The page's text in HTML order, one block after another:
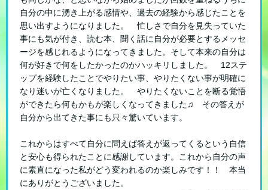
自分の中に湧き上がる感情や、過去の経験から感じたことを
思い出すようになりました。 忙しさで自分を見失っていた
事にも気が付き、読む本、聞く話に自分が必要とするメッセ
ージを感じれるようになってきました。そして本来の自分は
何が好きで何をしたかったのかハッキリしました。 12ステ
ップを経験したことでやりたい事、やりたくない事が明確に
なり迷いが亡くなりました。 やりたくないことを断る覚悟
ができたら何もかもが楽しくなってきました♫ その答えが
自分から出てきた事にも只々驚いています。
これからはすべて自分に問えば答えが返ってくるという自信
と安心も得られたことに感謝しています。これから自分の声
に素直になった私がどう変われるのか楽しみです！！ 本当
にありがとうございました。